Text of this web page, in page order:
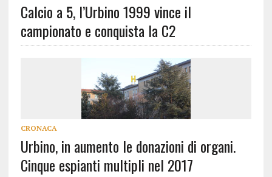
Calcio a 5, l’Urbino 1999 vince il
campionato e conquista la C2
CRONACA
Urbino, in aumento le donazioni di organi.
Cinque espianti multipli nel 2017